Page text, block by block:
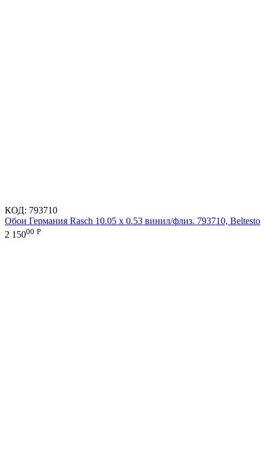
КОД: 793710
Обои Германия Rasch 10.05 х 0.53 винил/флиз. 793710, Beltesto
2 15000 Р